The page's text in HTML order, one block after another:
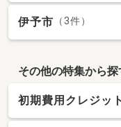
伊予市 （3件）
その他の特集から探
初期費用クレジッ